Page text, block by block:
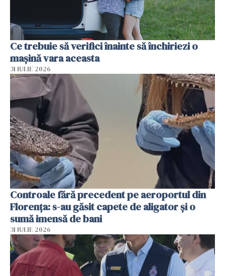
Ce trebuie să verifici înainte să închiriezi o
mașină vara aceasta
31 IULIE 2026
Controale fără precedent pe aeroportul din
Florența: s-au găsit capete de aligator și o
sumă imensă de bani
31 IULIE 2026